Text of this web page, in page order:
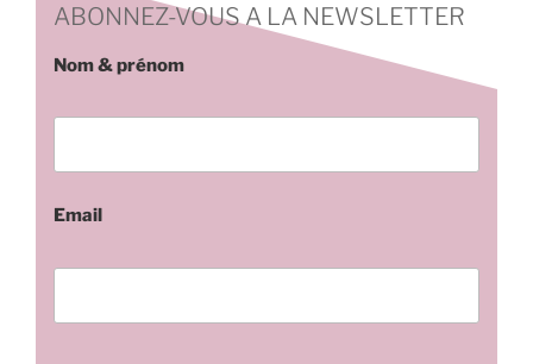
ABONNEZ-VOUS A LA NEWSLETTER
Nom & prénom
Email